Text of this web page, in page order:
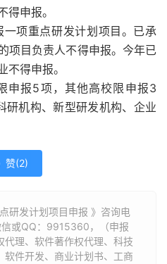
申报。
项重点研发计划项目。已承
项目负责人不得申报。今年已
得申报。
申报5项，其他高校限申报3
研机构、新型研发机构、企业
赞(2)
研发计划项目申报 》咨询电
信或QQ：9915360，（申报
代理、软件著作权代理、科技
软件开发、商业计划书、工商